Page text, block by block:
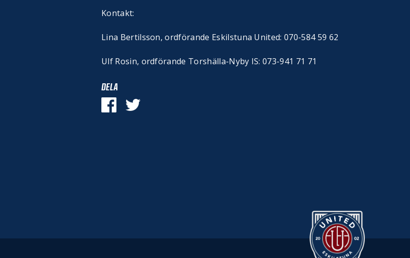
Kontakt:
Lina Bertilsson, ordförande Eskilstuna United: 070-584 59 62
Ulf Rosin, ordförande Torshälla-Nyby IS: 073-941 71 71
DELA